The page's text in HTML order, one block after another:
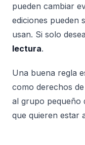
pueden cambiar
ediciones pueden
usan. Si solo
lectura.
Una buena regla
como derechos
al grupo pequeño
que quieren estar